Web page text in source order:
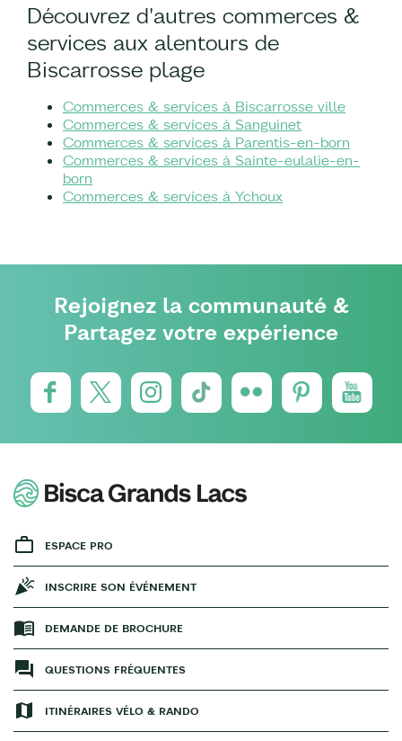
Découvrez d'autres commerces &
services aux alentours de
Biscarrosse plage
Commerces & services à Biscarrosse ville
Commerces & services à Sanguinet
Commerces & services à Parentis-en-born
Commerces & services à Sainte-eulalie-en-
born
Commerces & services à Ychoux
Rejoignez la communauté &
Partagez votre expérience
ESPACE PRO
INSCRIRE SON ÉVÉNEMENT
DEMANDE DE BROCHURE
QUESTIONS FRÉQUENTES
ITINÉRAIRES VÉLO & RANDO